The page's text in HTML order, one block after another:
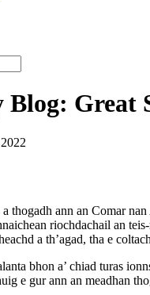
Blog:
a thogadh ann an Comar
riochdachail an
a th’agad, tha e
bhon a’ chiad turas
e gur ann an meadhan